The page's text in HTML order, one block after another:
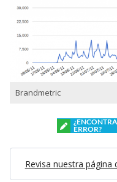
Brandmetric
ERROR?
Revisa nuestra página